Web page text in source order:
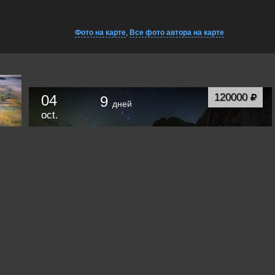
Фото на карте, Все фото автора на карте
120000
04
oct.
9 дней